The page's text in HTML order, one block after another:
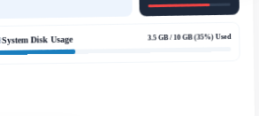
System Disk Usage 3.5 GB / 10 GB (35%) Used